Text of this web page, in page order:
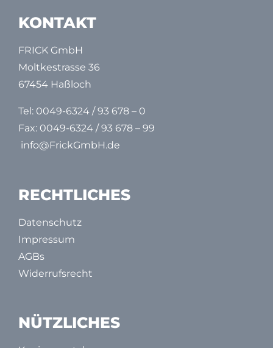
KONTAKT
FRICK GmbH
Moltkestrasse 36
67454 Haßloch
Tel: 0049-6324 / 93 678 – 0
Fax: 0049-6324 / 93 678 – 99
info@FrickGmbH.de
RECHTLICHES
Datenschutz
Impressum
AGBs
Widerrufsrecht
NÜTZLICHES